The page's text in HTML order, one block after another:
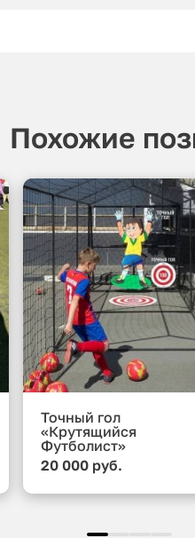
Похожие
Точный гол
«Крутящийся
Футболист»
20 000 руб.